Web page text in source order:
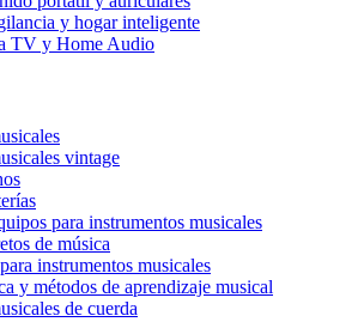
y hogar inteligente
TV y Home Audio
vintage
para instrumentos musicales
de música
instrumentos musicales
y métodos de aprendizaje musical
de cuerda